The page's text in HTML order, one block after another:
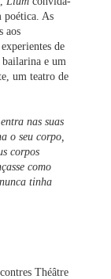
poética. As
aos
de
e um
um teatro de
nas suas
o seu corpo,
corpos
como
tinha
Théâtre